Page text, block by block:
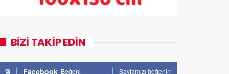
BİZİ TAKİP EDİN
Facebook Beğeni Sayfamızı beğenin